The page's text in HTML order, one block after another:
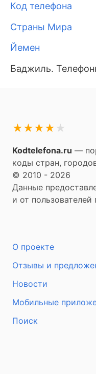
Код телефона
Страны Мира
Йемен
Баджиль.
★
★
★
★
★
Kodtelefona.ru —
коды стран,
© 2010 - 2026
Данные
и от
О проекте
Отзывы и
Новости
Мобильные
Поиск